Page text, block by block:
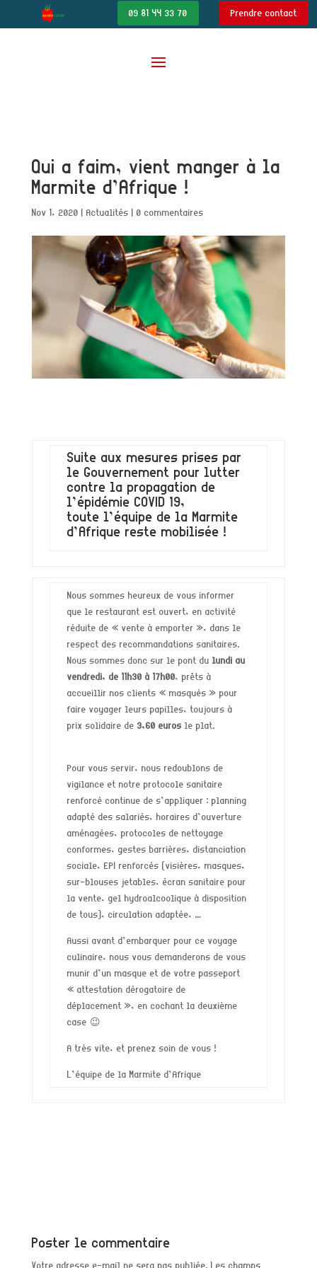
09 81 44 33 70 Prendre contact
Qui a faim, vient manger à la
Marmite d’Afrique !
Nov 1, 2020 | Actualités | 0 commentaires
Suite aux mesures prises par
le Gouvernement pour lutter
contre la propagation de
l’épidémie COVID 19,
toute l’équipe de la Marmite
d’Afrique reste mobilisée !
Nous sommes heureux de vous informer
que le restaurant est ouvert, en activité
réduite de « vente à emporter », dans le
respect des recommandations sanitaires.
Nous sommes donc sur le pont du lundi au
vendredi, de 11h30 à 17h00, prêts à
accueillir nos clients « masqués » pour
faire voyager leurs papilles, toujours à
prix solidaire de 3,60 euros le plat.
Pour vous servir, nous redoublons de
vigilance et notre protocole sanitaire
renforcé continue de s’appliquer : planning
adapté des salariés, horaires d’ouverture
aménagées, protocoles de nettoyage
conformes, gestes barrières, distanciation
sociale, EPI renforcés (visières, masques,
sur-blouses jetables, écran sanitaire pour
la vente, gel hydroalcoolique à disposition
de tous), circulation adaptée, …
Aussi avant d’embarquer pour ce voyage
culinaire, nous vous demanderons de vous
munir d’un masque et de votre passeport
« attestation dérogatoire de
déplacement », en cochant la deuxième
case 😉
A très vite, et prenez soin de vous !
L’équipe de la Marmite d’Afrique
Poster le commentaire
Votre adresse e-mail ne sera pas publiée. Les champs